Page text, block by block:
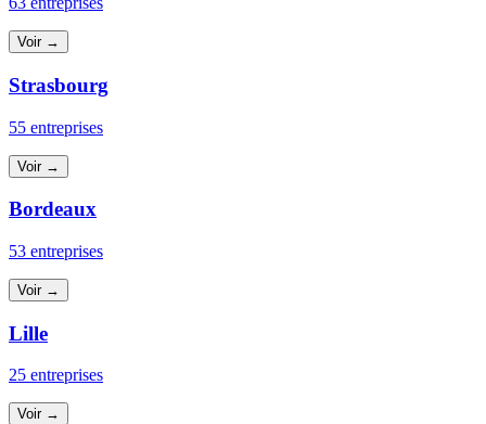
Voir →
Strasbourg
55 entreprises
Voir →
Bordeaux
53 entreprises
Voir →
Lille
25 entreprises
Voir →